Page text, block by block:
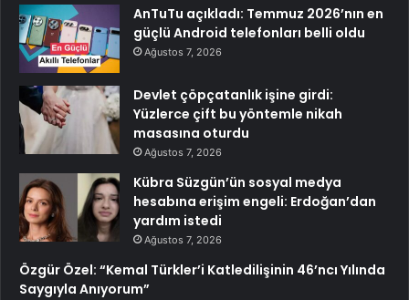
AnTuTu açıkladı: Temmuz 2026’nın en
güçlü Android telefonları belli oldu
Ağustos 7, 2026
Devlet çöpçatanlık işine girdi:
Yüzlerce çift bu yöntemle nikah
masasına oturdu
Ağustos 7, 2026
Kübra Süzgün’ün sosyal medya
hesabına erişim engeli: Erdoğan’dan
yardım istedi
Ağustos 7, 2026
Özgür Özel: “Kemal Türkler’i Katledilişinin 46’ncı Yılında
Saygıyla Anıyorum”